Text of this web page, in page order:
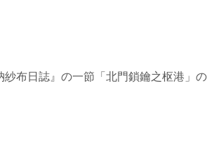
布日誌』の一節「北門鎖鑰之枢港」